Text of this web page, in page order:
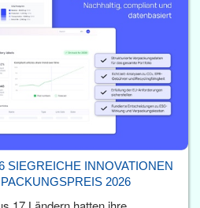
SIEGREICHE INNOVATIONEN
2026